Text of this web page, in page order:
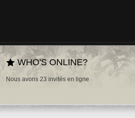
WHO'S ONLINE?
Nous avons 23 invités en ligne